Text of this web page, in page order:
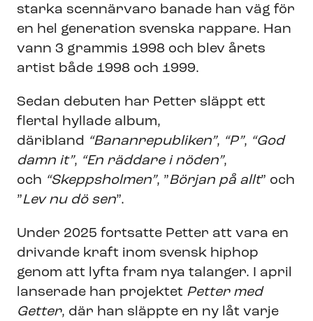
starka scennärvaro banade han väg för
en hel generation svenska rappare. Han
vann 3 grammis 1998 och blev årets
artist både 1998 och 1999.
Sedan debuten har Petter släppt ett
flertal hyllade album,
däribland “Bananrepubliken”, “P”, “God
damn it”, “En räddare i nöden”,
och “Skeppsholmen”, ”Början på allt” och
”Lev nu dö sen”.
Under 2025 fortsatte Petter att vara en
drivande kraft inom svensk hiphop
genom att lyfta fram nya talanger. I april
lanserade han projektet Petter med
Getter, där han släppte en ny låt varje